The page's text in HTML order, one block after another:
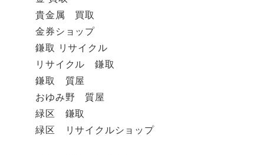
貴金属 買取
金券ショップ
鎌取 リサイクル
リサイクル 鎌取
鎌取 質屋
おゆみ野 質屋
緑区 鎌取
緑区 リサイクルショップ